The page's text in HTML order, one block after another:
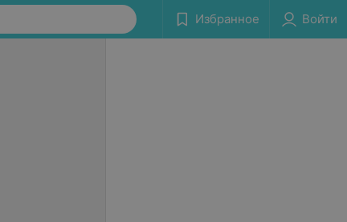
Избранное Войти